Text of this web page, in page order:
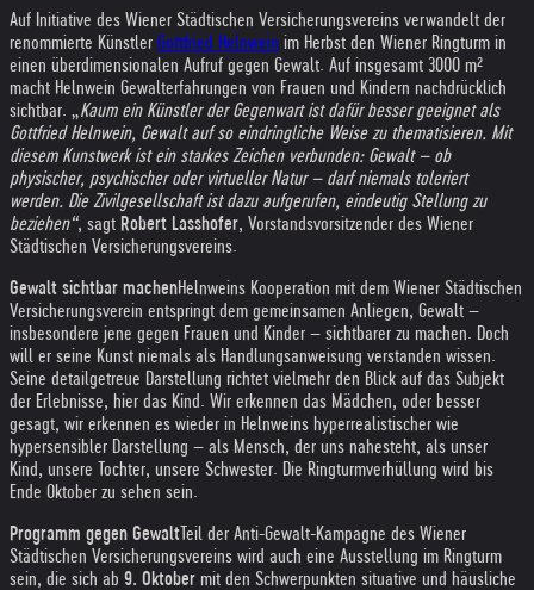
Auf Initiative des Wiener Städtischen Versicherungsvereins verwandelt der
renommierte Künstler Gottfried Helnwein im Herbst den Wiener Ringturm in
einen überdimensionalen Aufruf gegen Gewalt. Auf insgesamt 3000 m²
macht Helnwein Gewalterfahrungen von Frauen und Kindern nachdrücklich
sichtbar. „Kaum ein Künstler der Gegenwart ist dafür besser geeignet als
Gottfried Helnwein, Gewalt auf so eindringliche Weise zu thematisieren. Mit
diesem Kunstwerk ist ein starkes Zeichen verbunden: Gewalt – ob
physischer, psychischer oder virtueller Natur – darf niemals toleriert
werden. Die Zivilgesellschaft ist dazu aufgerufen, eindeutig Stellung zu
beziehen“, sagt Robert Lasshofer, Vorstandsvorsitzender des Wiener
Städtischen Versicherungsvereins.
Gewalt sichtbar machenHelnweins Kooperation mit dem Wiener Städtischen
Versicherungsverein entspringt dem gemeinsamen Anliegen, Gewalt –
insbesondere jene gegen Frauen und Kinder – sichtbarer zu machen. Doch
will er seine Kunst niemals als Handlungsanweisung verstanden wissen.
Seine detailgetreue Darstellung richtet vielmehr den Blick auf das Subjekt
der Erlebnisse, hier das Kind. Wir erkennen das Mädchen, oder besser
gesagt, wir erkennen es wieder in Helnweins hyperrealistischer wie
hypersensibler Darstellung – als Mensch, der uns nahesteht, als unser
Kind, unsere Tochter, unsere Schwester. Die Ringturmverhüllung wird bis
Ende Oktober zu sehen sein.
Programm gegen Gewalt Teil der Anti-Gewalt-Kampagne des Wiener
Städtischen Versicherungsvereins wird auch eine Ausstellung im Ringturm
sein, die sich ab 9. Oktober mit den Schwerpunkten situative und häusliche